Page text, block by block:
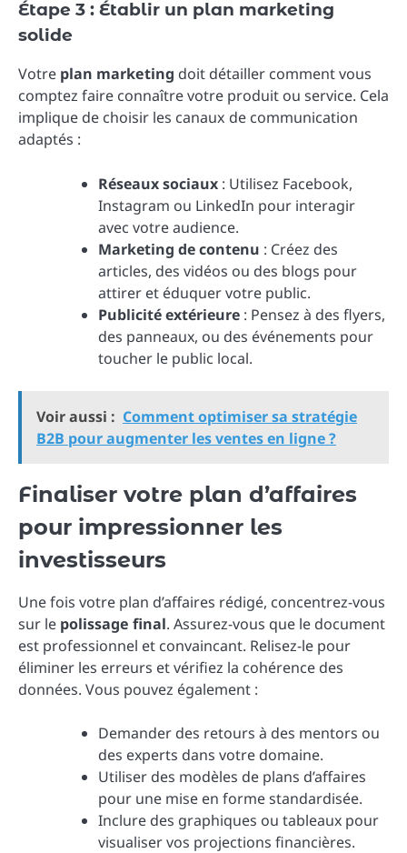
Étape 3 : Établir un plan marketing
solide
Votre plan marketing doit détailler comment vous
comptez faire connaître votre produit ou service. Cela
implique de choisir les canaux de communication
adaptés :
Réseaux sociaux : Utilisez Facebook,
Instagram ou LinkedIn pour interagir
avec votre audience.
Marketing de contenu : Créez des
articles, des vidéos ou des blogs pour
attirer et éduquer votre public.
Publicité extérieure : Pensez à des flyers,
des panneaux, ou des événements pour
toucher le public local.
Voir aussi : Comment optimiser sa stratégie
B2B pour augmenter les ventes en ligne ?
Finaliser votre plan d’affaires
pour impressionner les
investisseurs
Une fois votre plan d’affaires rédigé, concentrez-vous
sur le polissage final. Assurez-vous que le document
est professionnel et convaincant. Relisez-le pour
éliminer les erreurs et vérifiez la cohérence des
données. Vous pouvez également :
Demander des retours à des mentors ou
des experts dans votre domaine.
Utiliser des modèles de plans d’affaires
pour une mise en forme standardisée.
Inclure des graphiques ou tableaux pour
visualiser vos projections financières.